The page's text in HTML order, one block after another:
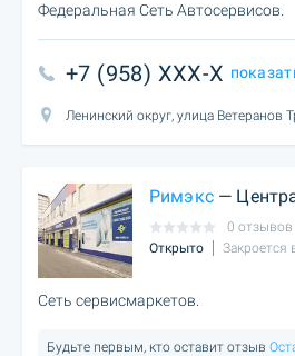
Федеральная Сеть Автосервисов.
+7 (958) XXX-X
Ленинский округ, улица Ветеранов
Римэкс—
0 отзывов
Открыто
Закроется
Сеть сервисмаркетов.
Будьте первым, кто оставит отзыв